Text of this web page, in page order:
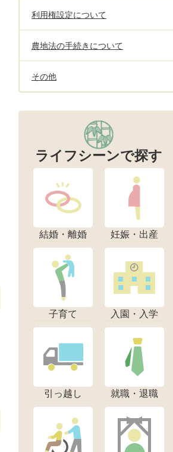
利用権設定について
農地法の手続きについて
その他
ライフシーンで探す
結婚・離婚 妊娠・出産
子育て 入園・入学
引っ越し 就職・退職